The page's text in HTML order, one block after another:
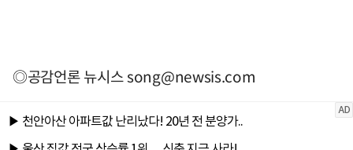
◎공감언론 뉴시스song@newsis.com